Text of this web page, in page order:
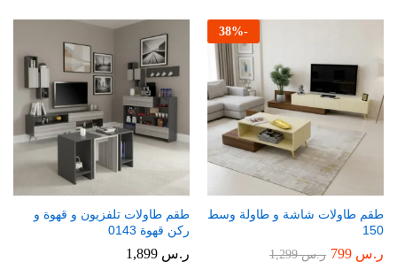
-
38%
طقم طاولات شاشة و طاولة وسط
150
ر.س ر.س1,299
طقم طاولات تلفزيون و قهوة و
ركن قهوة 0143
ر.س